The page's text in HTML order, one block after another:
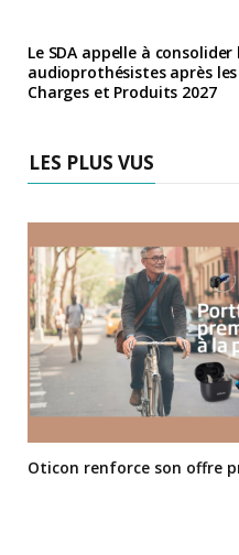
Le SDA appelle à consolider
audioprothésistes après
Charges et Produits 2027
LES PLUS VUS
Oticon renforce son offre